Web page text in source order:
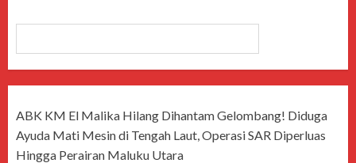
ABK KM El Malika Hilang Dihantam Gelombang! Diduga
Ayuda Mati Mesin di Tengah Laut, Operasi SAR Diperluas
Hingga Perairan Maluku Utara